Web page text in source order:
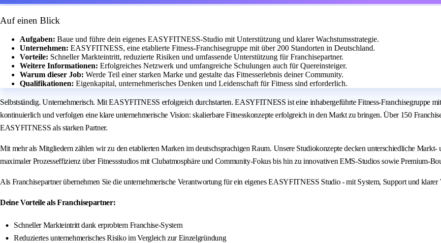
Auf einen Blick
Aufgaben: Baue und führe dein eigenes EASYFITNESS-Studio mit Unterstützung und klarer Wachstumsstrategie.
Unternehmen: EASYFITNESS, eine etablierte Fitness-Franchisegruppe mit über 200 Standorten in Deutschland.
Vorteile: Schneller Markteintritt, reduzierte Risiken und umfassende Unterstützung für Franchisepartner.
Weitere Informationen: Erfolgreiches Netzwerk und umfangreiche Schulungen auch für Quereinsteiger.
Warum dieser Job: Werde Teil einer starken Marke und gestalte das Fitnesserlebnis deiner Community.
Qualifikationen: Eigenkapital, unternehmerisches Denken und Leidenschaft für Fitness sind erforderlich.
Selbstständig. Unternehmerisch. Mit EASYFITNESS erfolgreich durchstarten. EASYFITNESS ist eine inhabergeführte Fitness-Franchisegruppe
kontinuierlich und verfolgen eine klare unternehmerische Vision: skalierbare Fitnesskonzepte erfolgreich in den Markt zu bringen. Über 150
EASYFITNESS als starken Partner.
Mit mehr als Mitgliedern zählen wir zu den etablierten Marken im deutschsprachigen Raum. Unsere Studiokonzepte decken unterschiedliche
maximaler Prozesseffizienz über Fitnessstudios mit Clubatmosphäre und Community-Fokus bis hin zu innovativen EMS-Studios sowie Premium-
Als Franchisepartner übernehmen Sie die unternehmerische Verantwortung für ein eigenes EASYFITNESS Studio - mit System, Support und klarer
Deine Vorteile als Franchisepartner:
Schneller Markteintritt dank erprobtem Franchise-System
Reduziertes unternehmerisches Risiko im Vergleich zur Einzelgründung